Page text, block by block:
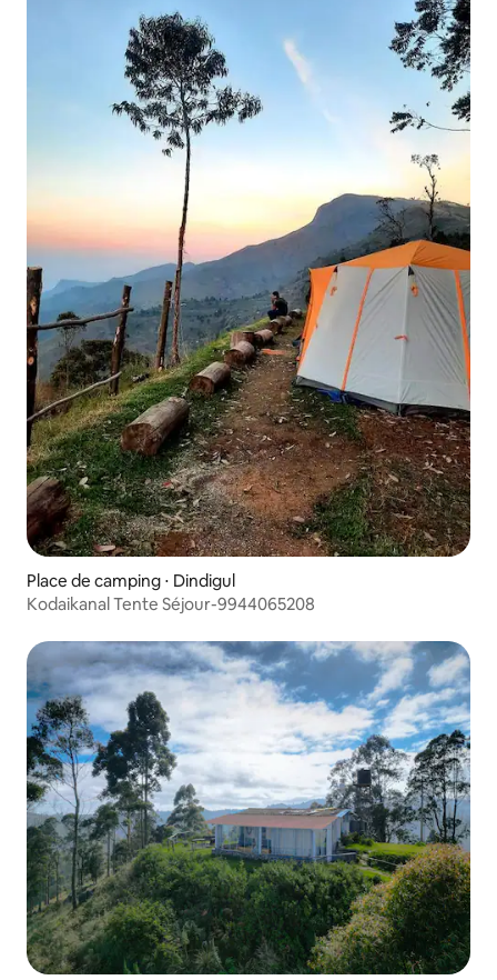
Place de camping ⋅ Dindigul
Kodaikanal Tente Séjour-9944065208